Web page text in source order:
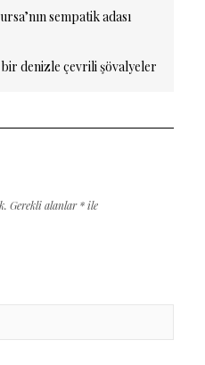
sempatik adası
bir denizle çevrili şövalyeler
Gerekli alanlar*ile